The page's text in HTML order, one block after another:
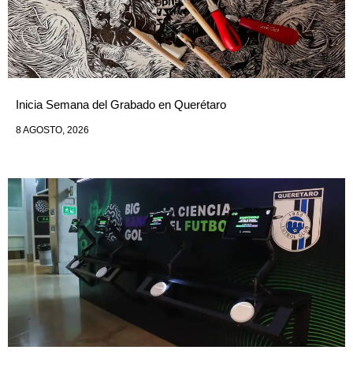
Inicia Semana del Grabado en Querétaro
8 AGOSTO, 2026